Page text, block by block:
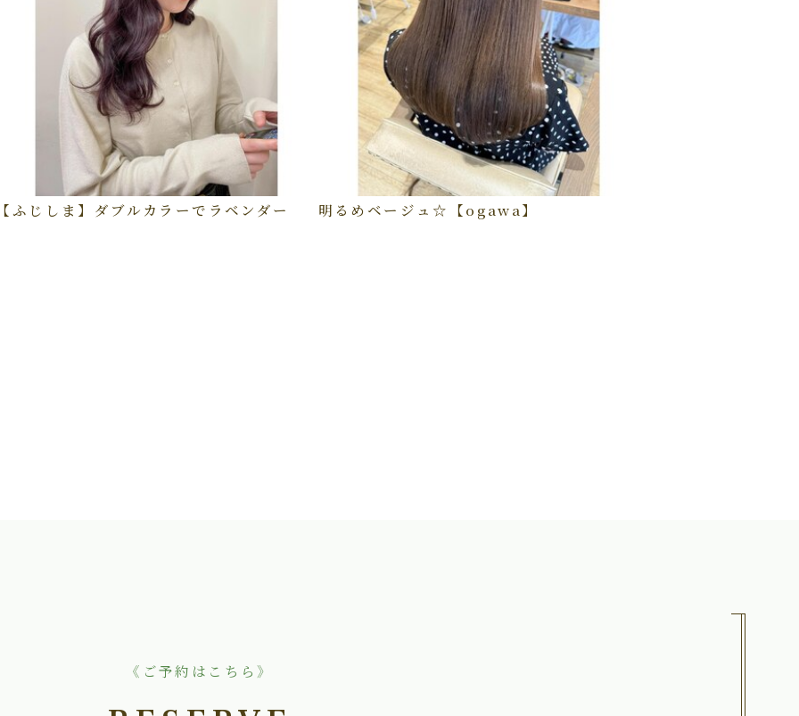
ふじしま】ダブルカラーでラベンダー 明るめベージュ☆【ogawa】
《ご予約はこちら》